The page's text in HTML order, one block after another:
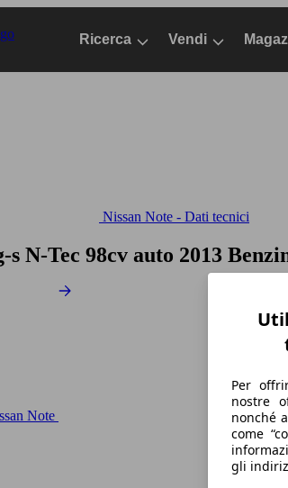
Ricerca Vendi
Nissan Note - Dati tecnici
s N-Tec 98cv auto 2013
Note
Per
nostre
nonché
come
gli